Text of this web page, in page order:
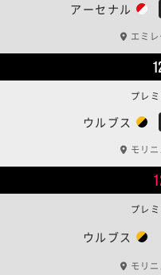
アーセナル
エミ
ウルブス
プレ
モリ
ウルブス
プレ
モリ